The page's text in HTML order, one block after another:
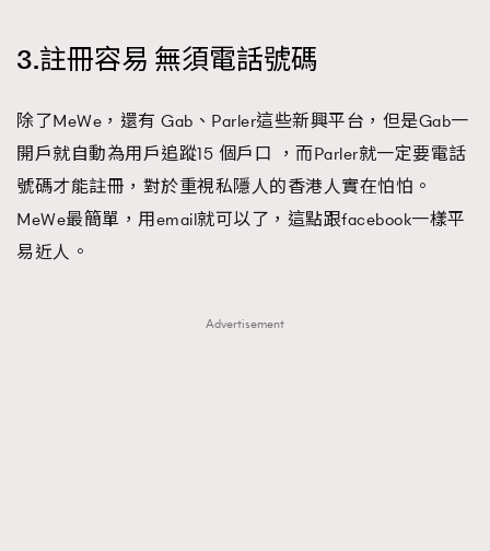
3.註冊容易 無須電話號碼
除了MeWe，還有 Gab、Parler這些新興平台，但是Gab一
開戶就自動為用戶追蹤15 個戶口 ，而Parler就一定要電話
號碼才能註冊，對於重視私隱人的香港人實在怕怕。
MeWe最簡單，用email就可以了，這點跟facebook一樣平
易近人。
Advertisement